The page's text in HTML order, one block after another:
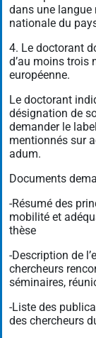
dans une langue
nationale du
4. Le doctorant
d’au moins trois
européenne.
Le doctorant
désignation de
demander le
mentionnés sur
adum.
Documents
-Résumé des
mobilité et
thèse
-Description de
chercheurs
séminaires,
-Liste des
des chercheurs